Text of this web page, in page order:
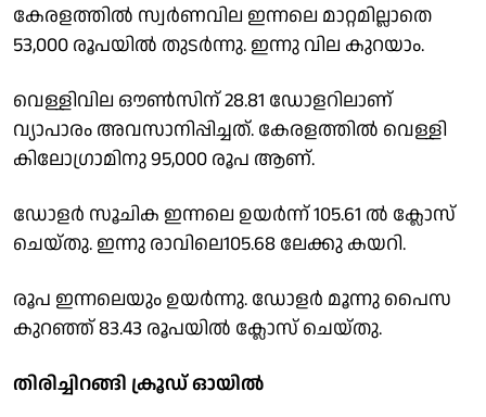
കേരളത്തിൽ സ്വർണവില ഇന്നലെ മാറ്റമില്ലാതെ
53,000 രൂപയിൽ തുടർന്നു. ഇന്നു വില കുറയാം.
വെള്ളിവില ഔൺസിന് 28.81 ഡോളറിലാണ്
വ്യാപാരം അവസാനിപ്പിച്ചത്. കേരളത്തിൽ വെള്ളി
കിലോഗ്രാമിനു 95,000 രൂപ ആണ്.
ഡോളർ സൂചിക ഇന്നലെ ഉയർന്ന് 105.61 ൽ ക്ലോസ്
ചെയ്തു. ഇന്നു രാവിലെ105.68 ലേക്കു കയറി.
രൂപ ഇന്നലെയും ഉയർന്നു. ഡോളർ മൂന്നു പൈസ
കുറഞ്ഞ് 83.43 രൂപയിൽ ക്ലോസ് ചെയ്തു.
തിരിച്ചിറങ്ങി ക്രൂഡ് ഓയിൽ